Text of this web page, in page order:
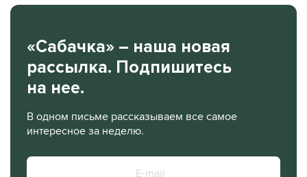
«Сабачка» – наша новая
рассылка. Подпишитесь
на нее.
В одном письме рассказываем все самое
интересное за неделю.